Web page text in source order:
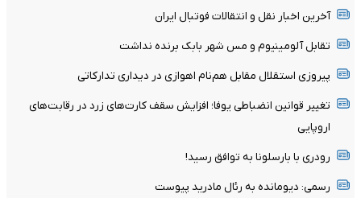
آخرین اخبار نقل و انتقالات فوتبال ایران
تقابل آلومینیوم و مس شهر بابک برنده نداشت
پیروزی استقلال مقابل هم‌نام اهوازی در دیداری تدارکاتی
تغییر قوانین انضباطی یوفا؛ افزایش سقف کارت‌های زرد در رقابت‌های
اروپایی
رودری با بارسلونا به توافق رسید!
رسمی: دیومانده به رئال مادرید پیوست